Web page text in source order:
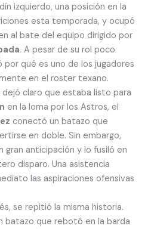
izquierdo, una posición en la
esta temporada, y ocupó
al bate del equipo dirigido por
. A pesar de su rol poco
qué es uno de los jugadores
en el roster texano.
claro que estaba listo para
en la loma por los Astros, el
conectó un batazo que
en doble. Sin embargo,
anticipación y lo fusiló en
disparo. Una asistencia
las aspiraciones ofensivas
se repitió la misma historia.
batazo que rebotó en la barda